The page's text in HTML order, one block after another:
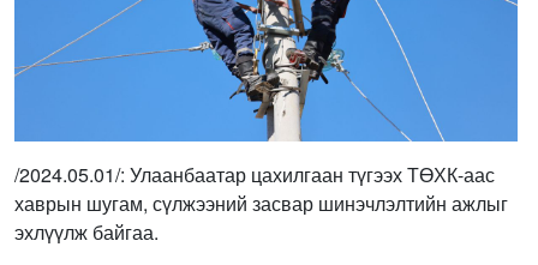
/2024.05.01/: Улаанбаатар цахилгаан түгээх ТӨХК-аас
хаврын шугам, сүлжээний засвар шинэчлэлтийн ажлыг
эхлүүлж байгаа.